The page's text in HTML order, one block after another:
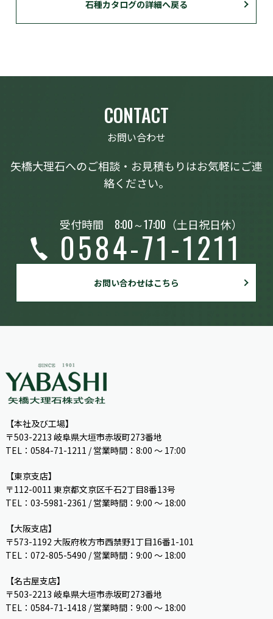
石種カタログの詳細へ戻る
CONTACT
お問い合わせ
矢橋大理石へのご相談・お見積もりはお気軽にご連
絡ください。
受付時間 8:00～17:00 （土日祝日休）
0584-71-1211
お問い合わせはこちら
【本社及び工場】
〒503-2213 岐阜県大垣市赤坂町273番地
TEL：0584-71-1211 / 営業時間：8:00 ～ 17:00
【東京支店】
〒112-0011 東京都文京区千石2丁目8番13号
TEL：03-5981-2361 / 営業時間：9:00 〜 18:00
【大阪支店】
〒573-1192 大阪府枚方市西禁野1丁目16番1-101
TEL：072-805-5490 / 営業時間：9:00 ～ 18:00
【名古屋支店】
〒503-2213 岐阜県大垣市赤坂町273番地
TEL：0584-71-1418 / 営業時間：9:00 ～ 18:00